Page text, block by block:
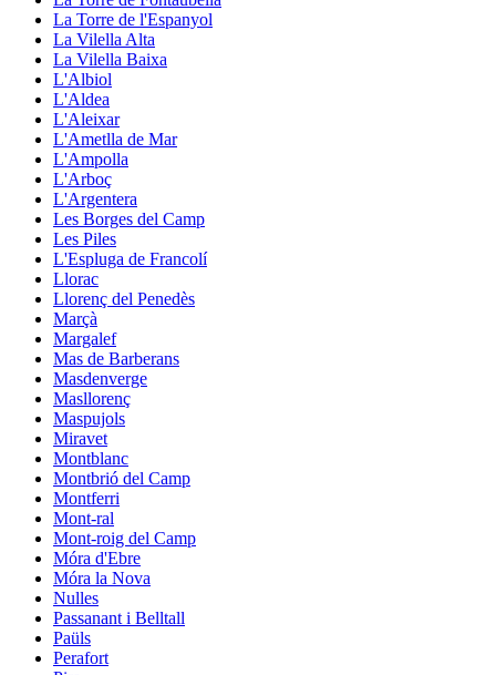
La Torre de l'Espanyol
La Vilella Alta
La Vilella Baixa
L'Albiol
L'Aldea
L'Aleixar
L'Ametlla de Mar
L'Ampolla
L'Arboç
L'Argentera
Les Borges del Camp
Les Piles
L'Espluga de Francolí
Llorac
Llorenç del Penedès
Marçà
Margalef
Mas de Barberans
Masdenverge
Masllorenç
Maspujols
Miravet
Montblanc
Montbrió del Camp
Montferri
Mont-ral
Mont-roig del Camp
Móra d'Ebre
Móra la Nova
Nulles
Passanant i Belltall
Paüls
Perafort